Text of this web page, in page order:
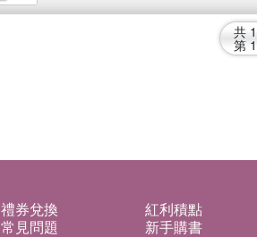
共 1
第 1
禮券兌換
紅利積點
常見問題
新手購書